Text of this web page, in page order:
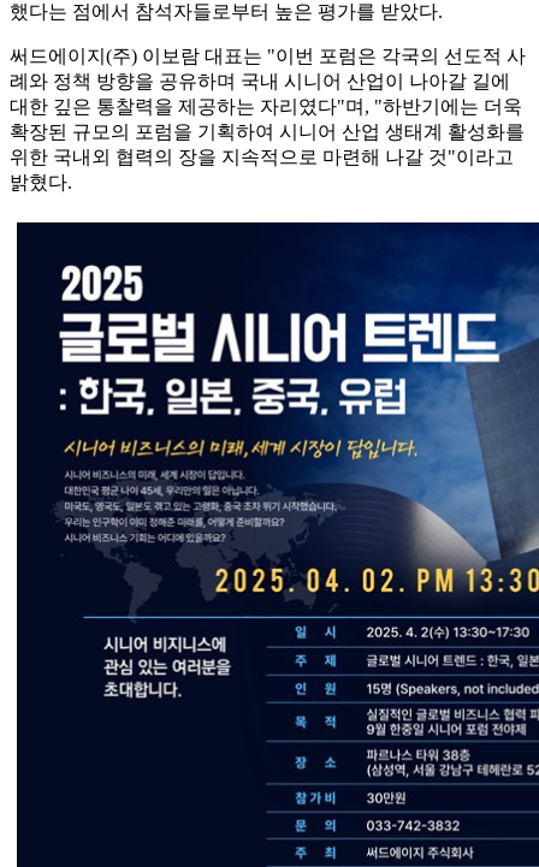
했다는 점에서 참석자들로부터 높은 평가를 받았다.
써드에이지(주) 이보람 대표는 "이번 포럼은 각국의 선도적 사
례와 정책 방향을 공유하며 국내 시니어 산업이 나아갈 길에
대한 깊은 통찰력을 제공하는 자리였다"며, "하반기에는 더욱
확장된 규모의 포럼을 기획하여 시니어 산업 생태계 활성화를
위한 국내외 협력의 장을 지속적으로 마련해 나갈 것"이라고
밝혔다.